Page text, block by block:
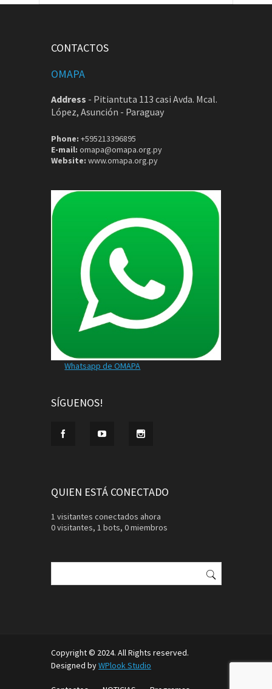
CONTACTOS
OMAPA
Address - Pitiantuta 113 casi Avda. Mcal.
López, Asunción - Paraguay
Phone: +595213396895
E-mail: omapa@omapa.org.py
Website: www.omapa.org.py
Whatsapp de OMAPA
SÍGUENOS!
QUIEN ESTÁ CONECTADO
1 visitantes conectados ahora
0 visitantes, 1 bots, 0 miembros
Buscar:
Copyright © 2024. All Rights reserved.
Designed byWPlook Studio